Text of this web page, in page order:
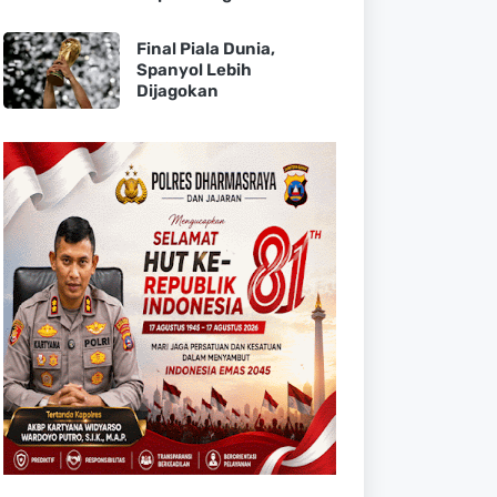
Final Piala Dunia,
Spanyol Lebih
Dijagokan